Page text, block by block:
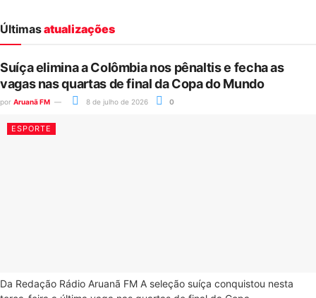
Últimasatualizações
Suíça elimina a Colômbia nos pênaltis e fecha as
vagas nas quartas de final da Copa do Mundo
por Aruanã FM 8 de julho de 2026 0
ESPORTE
Da Redação Rádio Aruanã FM A seleção suíça conquistou nesta